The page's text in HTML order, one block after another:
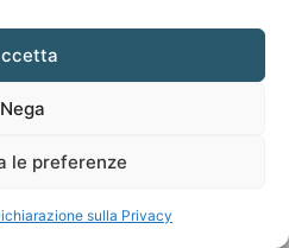
Nega
le preferenze
sulla Privacy